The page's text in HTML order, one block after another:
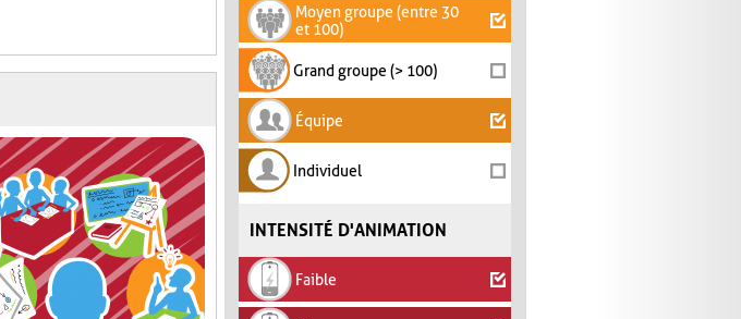
Moyen groupe (entre 30
et 100)
Grand groupe (> 100)
Équipe
Individuel
INTENSITÉ D'ANIMATION
Faible